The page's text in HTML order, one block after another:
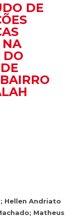
DE
NA
DO
Hellen Andriato
Matheus